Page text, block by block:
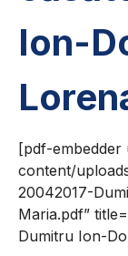
Ion-
[pdf-
content/
20042017-
Maria.pdf”
Dumitru Ion-